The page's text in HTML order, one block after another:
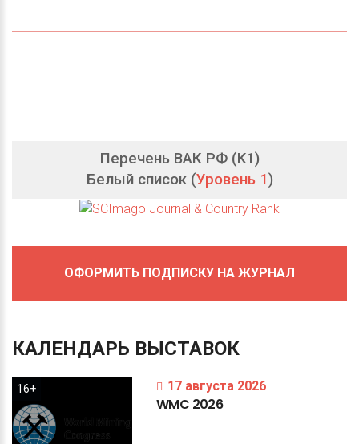
Перечень ВАК РФ (K1)
Белый список (Уровень 1)
ОФОРМИТЬ ПОДПИСКУ НА ЖУРНАЛ
КАЛЕНДАРЬ ВЫСТАВОК
16+ 17 августа 2026
WMC 2026